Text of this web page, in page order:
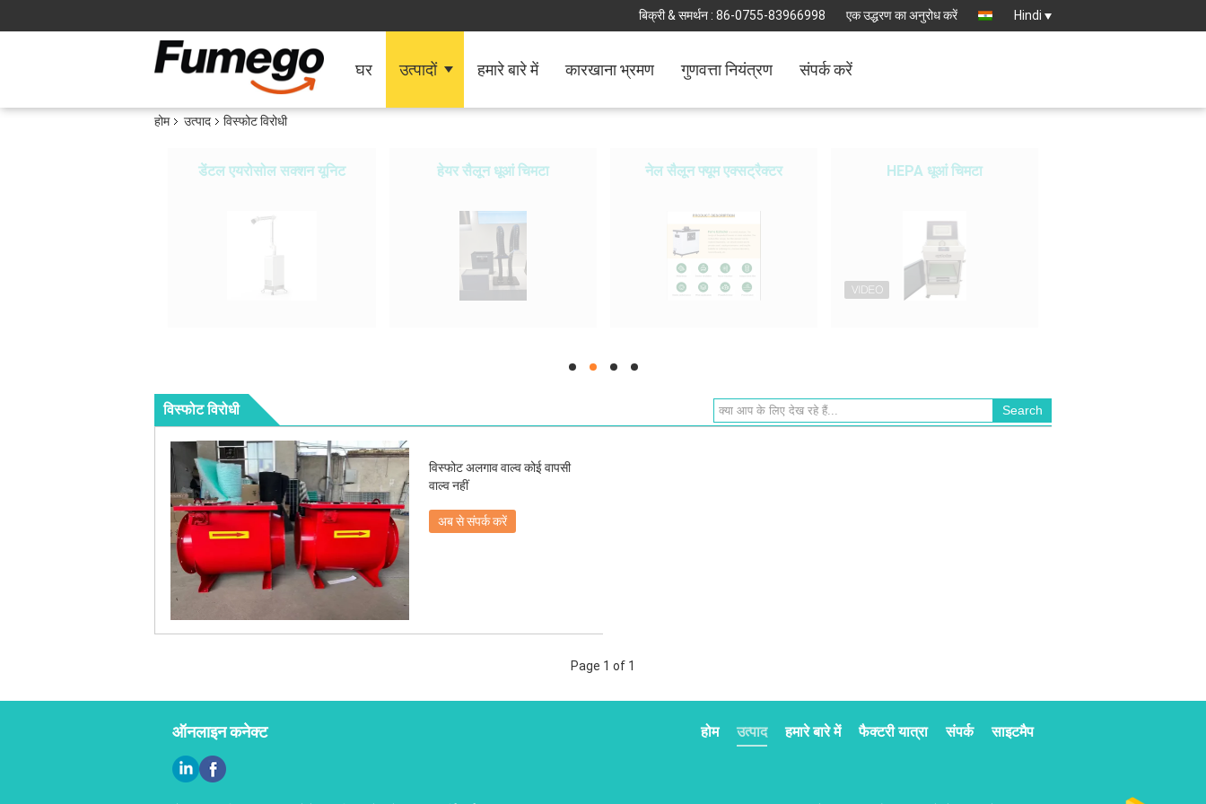
बिक्री & समर्थन : 86-0755-83966998 एक उद्धरण का अनुरोध करें Hindi
घर उत्पादों हमारे बारे में कारखाना भ्रमण गुणवत्ता नियंत्रण संपर्क करें
होम उत्पाद विस्फोट विरोधी
डेंटल एयरोसोल सक्शन यूनिट हेयर सैलून धूआं चिमटा नेल सैलून फ्यूम एक्सट्रैक्टर HEPA धूआं चिमटा
hd hd hd hd
विस्फोट विरोधी
विस्फोट अलगाव वाल्व कोई वापसी
वाल्व नहीं
अब से संपर्क करें
Page 1 of 1
ऑनलाइन कनेक्ट साइटमैप
संपर्क
फैक्टरी यात्रा
हमारे बारे में
उत्पाद
होम